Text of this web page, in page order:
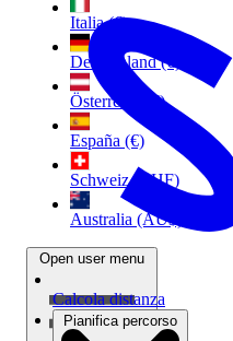
Italia (€)
Deutschland (€)
Österreich (€)
España (€)
Schweiz (CHF)
Australia (AU$)
Open user menu
Calcola distanza
Pianifica percorso